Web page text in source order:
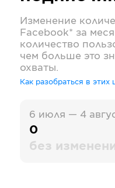
Изменение
Facebook* за
количество
чем больше это
охваты.
Как разобраться в этих
6 июля — 4
0
без